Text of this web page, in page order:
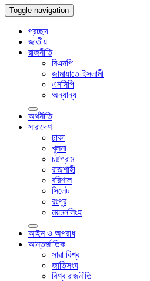
Toggle navigation
প্রচ্ছদ
জাতীয়
রাজনীতি
বিএনপি
জামায়াতে ইসলামী
এনসিপি
অন্যান্য
অর্থনীতি
সারাদেশ
ঢাকা
খুলনা
চট্টগ্রাম
রাজশাহী
বরিশাল
সিলেট
রংপুর
ময়মনসিংহ
আইন ও অপরাধ
আন্তর্জাতিক
সারা বিশ্ব
জাতিসংঘ
বিশ্ব রাজনীতি